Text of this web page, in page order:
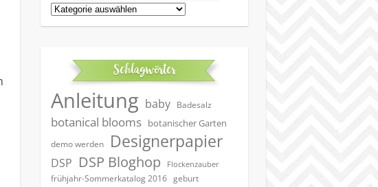
Kategorien
Schlagwörter
Anleitung baby Badesalz
botanical blooms botanischer Garten
demo werden Designerpapier
DSP DSP Bloghop Flockenzauber
frühjahr-Sommerkatalog 2016 geburt